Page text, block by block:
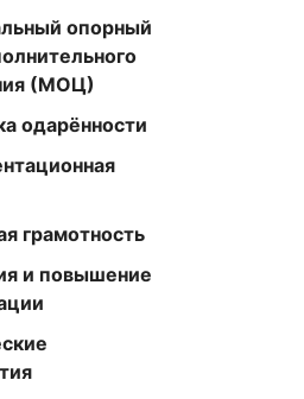
опорный
(МОЦ)
одарённости
грамотность
и повышение